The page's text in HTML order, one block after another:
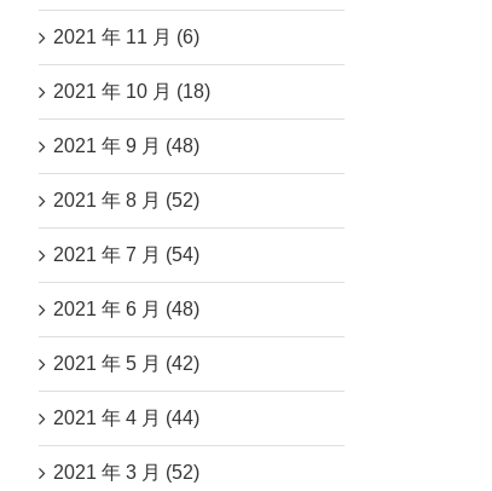
2021 年 11 月 (6)
2021 年 10 月 (18)
2021 年 9 月 (48)
2021 年 8 月 (52)
2021 年 7 月 (54)
2021 年 6 月 (48)
2021 年 5 月 (42)
2021 年 4 月 (44)
2021 年 3 月 (52)